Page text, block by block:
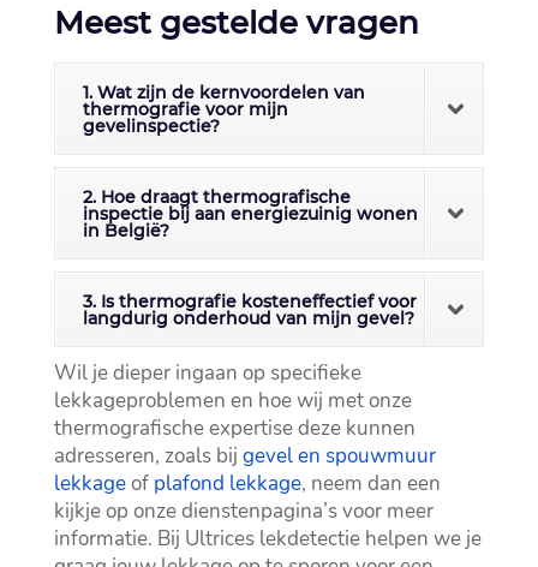
Meest gestelde vragen
1. Wat zijn de kernvoordelen van
thermografie voor mijn
gevelinspectie?
2. Hoe draagt thermografische
inspectie bij aan energiezuinig wonen
in België?
3. Is thermografie kosteneffectief voor
langdurig onderhoud van mijn gevel?
Wil je dieper ingaan op specifieke
lekkageproblemen en hoe wij met onze
thermografische expertise deze kunnen
adresseren, zoals bij gevel en spouwmuur
lekkageof plafond lekkage, neem dan een
kijkje op onze dienstenpagina’s voor meer
informatie.​ Bij Ultrices lekdetectie helpen we je